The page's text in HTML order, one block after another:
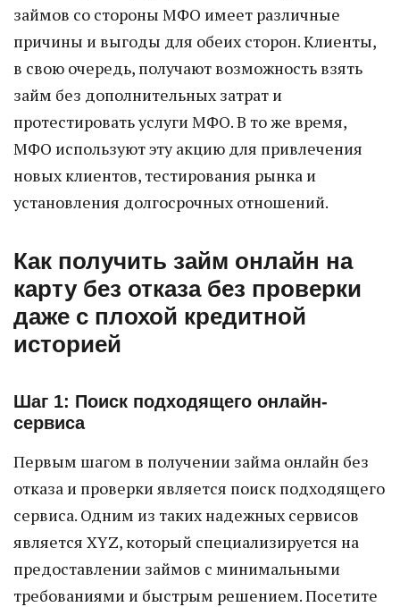
займов со стороны МФО имеет различные
причины и выгоды для обеих сторон. Клиенты,
в свою очередь, получают возможность взять
займ без дополнительных затрат и
протестировать услуги МФО. В то же время,
МФО используют эту акцию для привлечения
новых клиентов, тестирования рынка и
установления долгосрочных отношений.
Как получить займ онлайн на
карту без отказа без проверки
даже с плохой кредитной
историей
Шаг 1: Поиск подходящего онлайн-
сервиса
Первым шагом в получении займа онлайн без
отказа и проверки является поиск подходящего
сервиса. Одним из таких надежных сервисов
является XYZ, который специализируется на
предоставлении займов с минимальными
требованиями и быстрым решением. Посетите